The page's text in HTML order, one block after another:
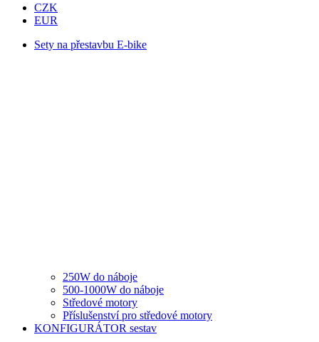
CZK
EUR
Sety na přestavbu E-bike
250W do náboje
500-1000W do náboje
Středové motory
Příslušenství pro středové motory
KONFIGURÁTOR sestav